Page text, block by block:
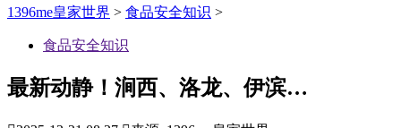
1396me皇家世界 > 食品安全知识 >
食品安全知识
最新动静！涧西、洛龙、伊滨…